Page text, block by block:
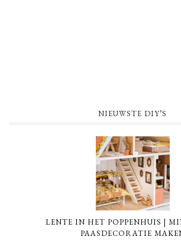
NIEUWSTE DIY’S
LENTE IN HET POPPENHUIS |
PAASDECORATIE